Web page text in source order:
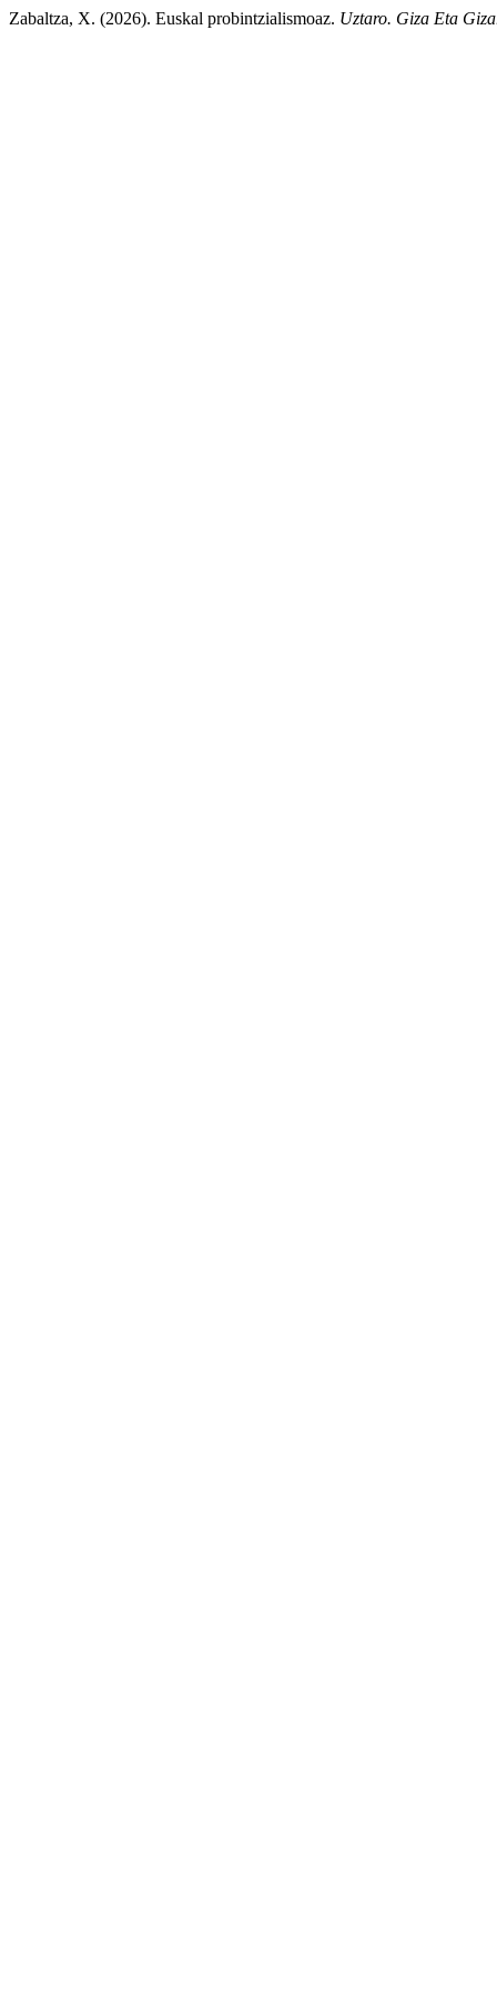
Zabaltza, X. (2026). Euskal probintzialismoaz. Uztaro. Giza Eta